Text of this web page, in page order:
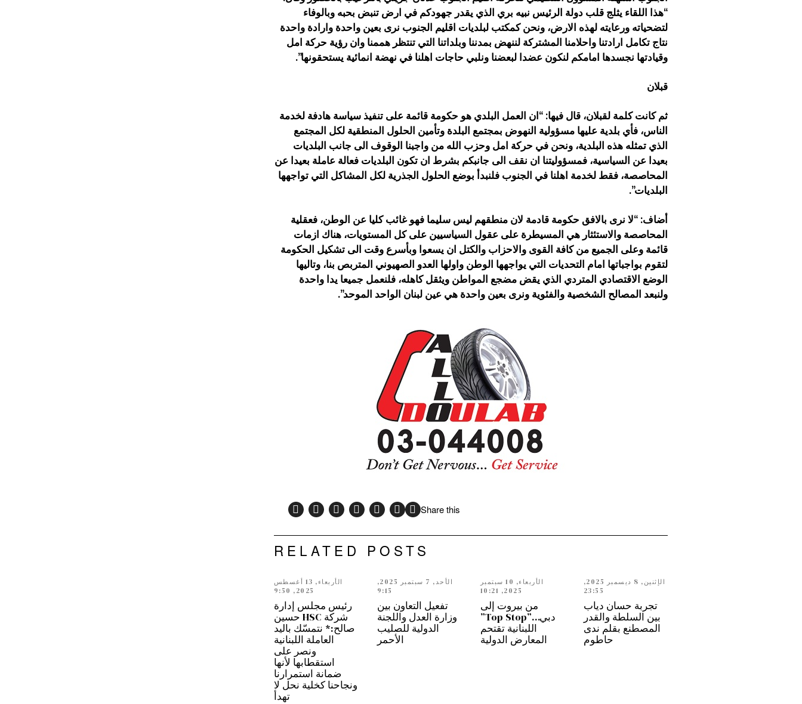
“هذا اللقاء يثلج قلب دولة الرئيس نبيه بري الذي يقدر جهودكم في ارض تنبض بحبه وبالوفاء
لتضحياته ورعايته لهذه الارض، ونحن كمكتب لبلديات اقليم الجنوب نرى بعين واحدة وارادة واحدة
نتاج تكامل ارادتنا واحلامنا المشتركة لننهض بمدننا وبلداتنا التي تنتظر هممنا وان رؤية حركة امل
وقيادتها نجسدها امامكم لنكون عضدا لبعضنا ونلبي حاجات اهلنا في نهضة انمائية يستحقونها”.
قبلان
ثم كانت كلمة لقبلان، قال فيها: “ان العمل البلدي هو حكومة قائمة على تنفيذ سياسة هادفة لخدمة
الناس، فأي بلدية عليها مسؤولية النهوض بمجتمع البلدة وتأمين الحلول المنطقية لكل المجتمع
الذي تمثله هذه البلدية، ونحن في حركة امل وحزب الله من واجبنا الوقوف الى جانب البلديات
بعيدا عن السياسية، فمسؤوليتنا ان نقف الى جانبكم بشرط ان تكون البلديات فعالة عاملة بعيدا عن
المحاصصة، فقط لخدمة اهلنا في الجنوب فلنبدأ بوضع الحلول الجذرية لكل المشاكل التي تواجهها
البلديات”.
أضاف: “لا نرى بالافق حكومة قادمة لان منطقهم ليس سليما فهو غائب كليا عن الوطن، فعقلية
المحاصصة والاستئثار هي المسيطرة على عقول السياسيين على كل المستويات، هناك ازمات
قائمة وعلى الجميع من كافة القوى والاحزاب والكتل ان يسعوا وبأسرع وقت الى تشكيل الحكومة
لتقوم بواجباتها امام التحديات التي يواجهها الوطن واولها العدو الصهيوني المتربص بنا، وتاليها
الوضع الاقتصادي المتردي الذي يقض مضجع المواطن ويثقل كاهله، فلنعمل جميعا يدا واحدة
ولنبعد المصالح الشخصية والفئوية ونرى بعين واحدة هي عين لبنان الواحد الموحد”.
Share this
RELATED POSTS
الإثنين, 8 ديسمبر 2025,
23:55
تجربة حسان دياب
بين السلطة والقدر
المصطنع بقلم ندى
حاطوم
الأربعاء, 10 سبتمبر
2025, 10:21
من بيروت إلى
دبي…”Top Stop”
اللبنانية تقتحم
المعارض الدولية
الأحد, 7 سبتمبر 2025,
9:15
تفعيل التعاون بين
وزارة العدل واللجنة
الدولية للصليب
الأحمر
الأربعاء, 13 أغسطس
2025, 9:50
رئيس مجلس إدارة
شركة HSC حسين
صالح:* نتمسّك باليد
العاملة اللبنانية
ونصر على
استقطابها لأنها
ضمانة استمرارنا
ونجاحنا كخلية نحل لا
تهدأ